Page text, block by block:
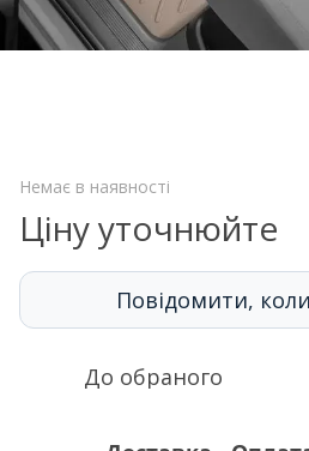
Немає в наявності
Ціну уточнюйте
Повідомити,
До обраного